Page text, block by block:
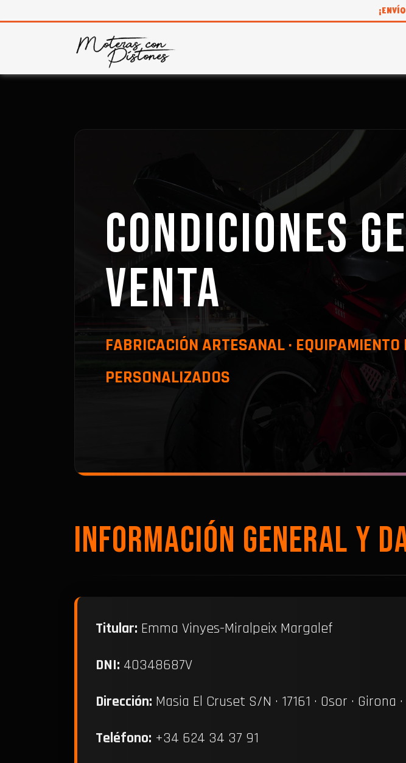
CONDICIONES
VENTA
FABRICACIÓN ARTESANAL · EQUIPAMIENTO
PERSONALIZADOS
INFORMACIÓN GENERAL Y
Titular: Emma Vinyes-Miralpeix Margalef
DNI: 40348687V
Dirección: Masia El Cruset S/N · 17161 · Osor · Girona
Teléfono: +34 624 34 37 91